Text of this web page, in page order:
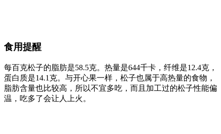
食用提醒
每百克松子的脂肪是58.5克。热量是644千卡，纤维是12.4克，
蛋白质是14.1克。与开心果一样，松子也属于高热量的食物，
脂肪含量也比较高，所以不宜多吃，而且加工过的松子性能偏
温，吃多了会让人上火。